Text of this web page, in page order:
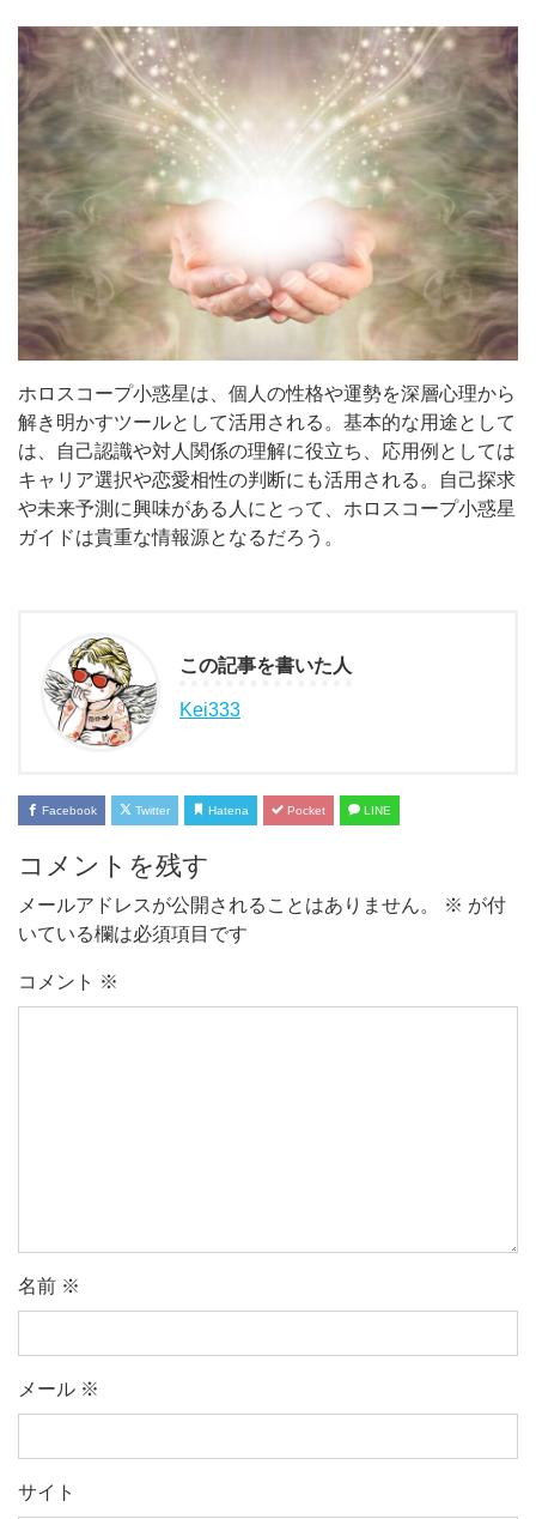
ホロスコープ小惑星は、個人の性格や運勢を深層心理から
解き明かすツールとして活用される。基本的な用途として
は、自己認識や対人関係の理解に役立ち、応用例としては
キャリア選択や恋愛相性の判断にも活用される。自己探求
や未来予測に興味がある人にとって、ホロスコープ小惑星
ガイドは貴重な情報源となるだろう。
この記事を書いた人
Kei333
Facebook Twitter Hatena Pocket LINE
コメントを残す
メールアドレスが公開されることはありません。 ※ が付
いている欄は必須項目です
コメント ※
名前 ※
メール ※
サイト